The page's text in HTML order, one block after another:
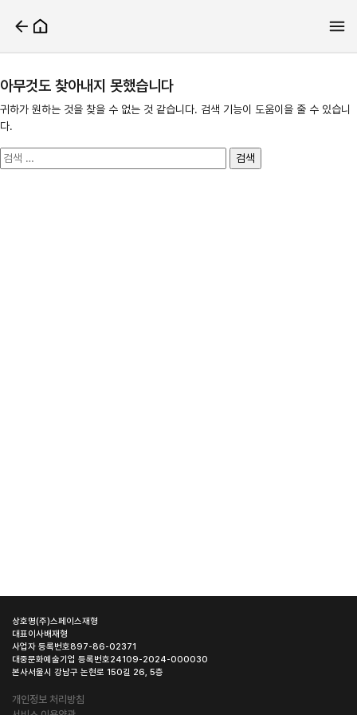
아무것도 찾아내지 못했습니다
귀하가 원하는 것을 찾을 수 없는 것 같습니다. 검색 기능이 도움이을 줄 수 있습니
다.
검
색:
상호명(주)스페이스재형
대표이사배재형
사업자 등록번호897-86-02371
대중문화예술기업 등록번호24109-2024-000030
본사서울시 강남구 논현로 150길 26, 5층
개인정보 처리방침